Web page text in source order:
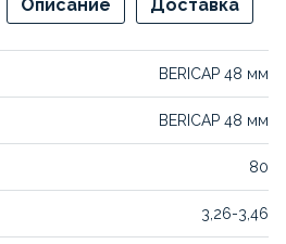
Описание Доставка
BERICAP 48 мм
BERICAP 48 мм
80
3,26-3,46